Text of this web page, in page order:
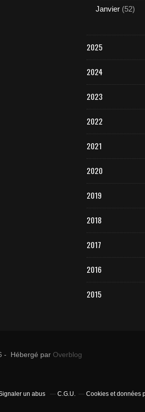
Janvier (52)
2025
2024
2023
2022
2021
2020
2019
2018
2017
2016
2015
- Hébergé par Overblog
un abus C.G.U. Cookies et données